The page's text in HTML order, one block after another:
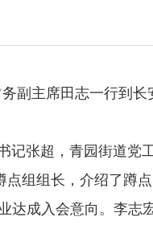
副主席田志一行到长
张超，青园街道党工
组组长，介绍了蹲
达成入会意向。李志